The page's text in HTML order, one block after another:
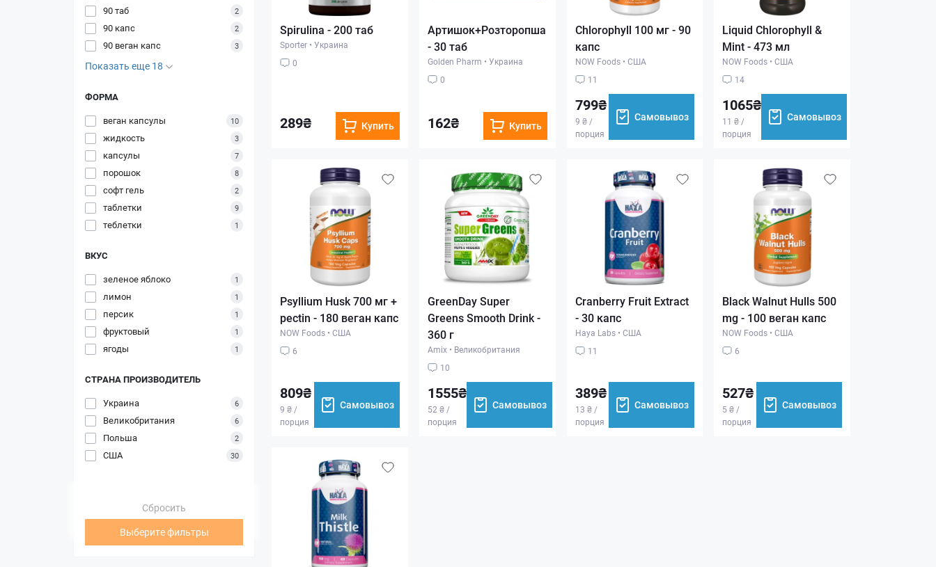
90 таб 2
90 капс 2
90 веган капс 3
Показать еще 18
ФОРМА
веган капсулы
10
жидкость 3
капсулы 7
порошок 8
софт гель 2
таблетки 9
теблетки 1
ВКУС
зеленое яблоко
1
лимон 1
персик 1
фруктовый 1
ягоды 1
СТРАНА ПРОИЗВОДИТЕЛЬ
Украина
6
Великобритания 6
Польша 2
США 30
Сбросить
Выберите фильтры
Spirulina - 200 таб
Sporter • Украина
0
289₴ Купить
Артишок+Розторопша
- 30 таб
Golden Pharm • Украина
0
162₴ Купить
Chlorophyll 100 мг - 90
капс
NOW Foods • США
11
799₴
9 ₴ /
порция
Самовывоз
Liquid Chlorophyll &
Mint - 473 мл
NOW Foods • США
14
1065₴
11 ₴ /
порция
Самовывоз
Psyllium Husk 700 мг +
pectin - 180 веган капс
NOW Foods • США
6
809₴
9 ₴ /
порция
Самовывоз
GreenDay Super
Greens Smooth Drink -
360 г
Amix • Великобритания
10
1555₴
52 ₴ /
порция
Самовывоз
Cranberry Fruit Extract
- 30 капс
Haya Labs • США
11
389₴
13 ₴ /
порция
Самовывоз
Black Walnut Hulls 500
mg - 100 веган капс
NOW Foods • США
6
527₴
5 ₴ /
порция
Самовывоз